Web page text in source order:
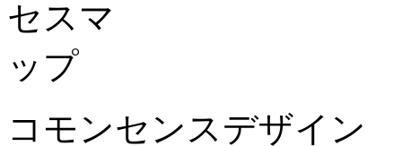
コモンセンスデザイン